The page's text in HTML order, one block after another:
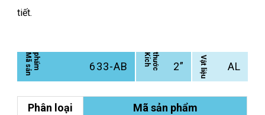
tiết.
M
ã
s
ả
n
p
h
ẩm 633-AB K
í
c
h
t
h
ư
ớc 2” Vật liệu AL
Phân loại Mã sản phẩm